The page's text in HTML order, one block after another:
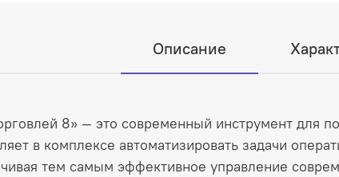
Описание
8» — это современный инструмент для
в комплексе автоматизировать задачи
тем самым эффективное управление